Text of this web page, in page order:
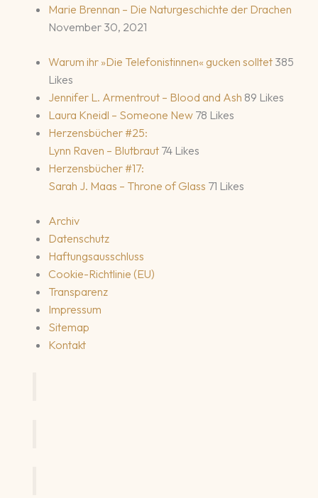
Marie Brennan – Die Naturgeschichte der Drachen
November 30, 2021
Warum ihr »Die Telefonistinnen« gucken solltet 385
Likes
Jennifer L. Armentrout – Blood and Ash 89 Likes
Laura Kneidl – Someone New 78 Likes
Herzensbücher #25:
Lynn Raven – Blutbraut 74 Likes
Herzensbücher #17:
Sarah J. Maas – Throne of Glass 71 Likes
Archiv
Datenschutz
Haftungsausschluss
Cookie-Richtlinie (EU)
Transparenz
Impressum
Sitemap
Kontakt